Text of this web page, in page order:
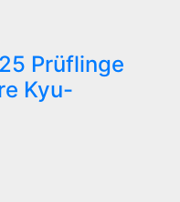
Prüflinge
Kyu-